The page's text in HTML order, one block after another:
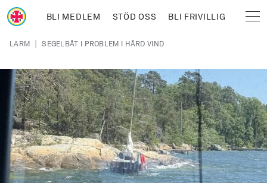
Hoppa till huvudinnehåll
BLI MEDLEM STÖD OSS BLI FRIVILLIG
Länkstig
LARM | SEGELBÅT I PROBLEM I HÅRD VIND